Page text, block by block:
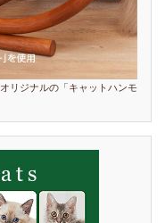
リジナルの「キャットハンモ